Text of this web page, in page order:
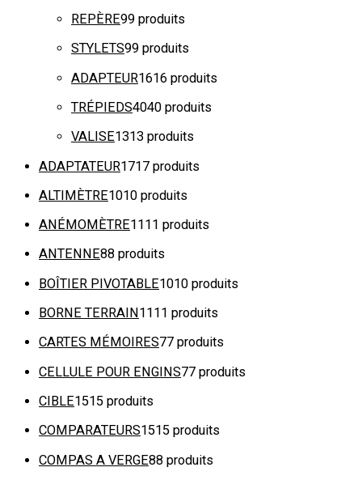
REPÈRE99 produits
STYLETS99 produits
ADAPTEUR1616 produits
TRÉPIEDS4040 produits
VALISE1313 produits
ADAPTATEUR1717 produits
ALTIMÈTRE1010 produits
ANÉMOMÈTRE1111 produits
ANTENNE88 produits
BOÎTIER PIVOTABLE1010 produits
BORNE TERRAIN1111 produits
CARTES MÉMOIRES77 produits
CELLULE POUR ENGINS77 produits
CIBLE1515 produits
COMPARATEURS1515 produits
COMPAS A VERGE88 produits